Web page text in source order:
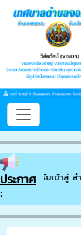
ประกาศ
:
ยินดีต้อนรับเข้าสู่ สำ